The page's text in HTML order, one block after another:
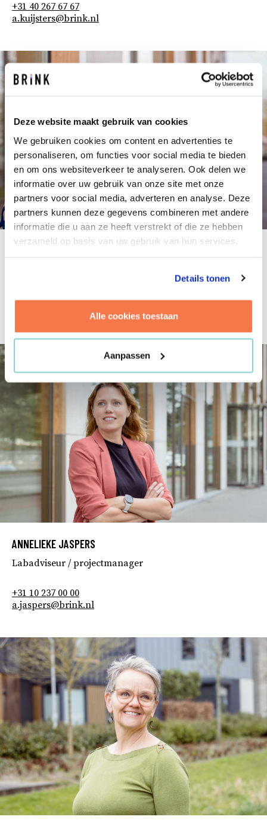
Deze website maakt gebruik van cookies
We gebruiken cookies om content en advertenties te
personaliseren, om functies voor social media te bieden
en om ons websiteverkeer te analyseren. Ook delen we
informatie over uw gebruik van onze site met onze
partners voor social media, adverteren en analyse. Deze
partners kunnen deze gegevens combineren met andere
informatie die u aan ze heeft verstrekt of die ze hebben
verzameld op basis van uw gebruik van hun services.
Details tonen
Alle cookies toestaan
Aanpassen
+31 40 267 67 67
a.kuijsters@brink.nl
ANNELIEKE BROUWER
+31 10 237 00 00
a.brouwer@brink.nl
ANNELIEKE JASPERS
Labadviseur / projectmanager
+31 10 237 00 00
a.jaspers@brink.nl